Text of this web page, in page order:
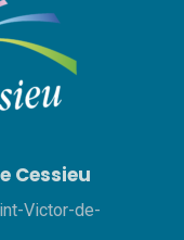
Cessieu
Victor-de-